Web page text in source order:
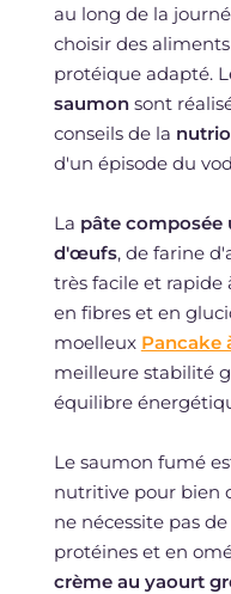
au long de la
choisir des
protéique adapté.
saumonsont
conseils de la
d'un épisode du
La pâte composée
d'œufs, de farine
très facile et rapide
en fibres et en
moelleux Pancake
meilleure stabilité
équilibre
Le saumon fumé
nutritive pour bien
ne nécessite pas
protéines et en
crème au yaourt